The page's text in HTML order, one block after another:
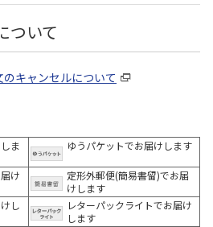
ついて
のキャンセルについて
ま
ゆうパケットでお届けします
け
定形外郵便(簡易書留)でお届
けします
し
レターパックライトでお届け
します